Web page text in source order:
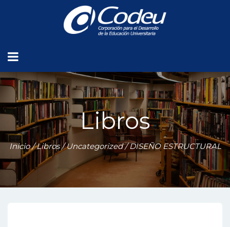
Libros
Inicio/Libros/Uncategorized/ DISEÑO ESTRUCTURAL